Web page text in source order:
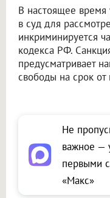
В настоящее время
в суд для
инкриминируется
кодекса РФ.
предусматривает
свободы на срок от
Не
важное —
первыми
«Макс»